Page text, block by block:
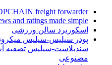
freight forwarder
and ratings made simple
اسکوربرد سالن ورزشی
پودر سیلیس-سیلیس
سندبلاست-سیلیس
مصنوعی